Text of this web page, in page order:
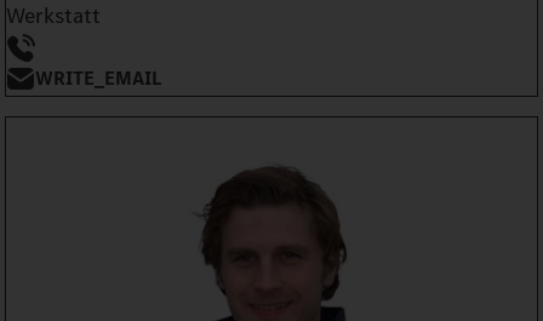
Werkstatt
WRITE_EMAIL